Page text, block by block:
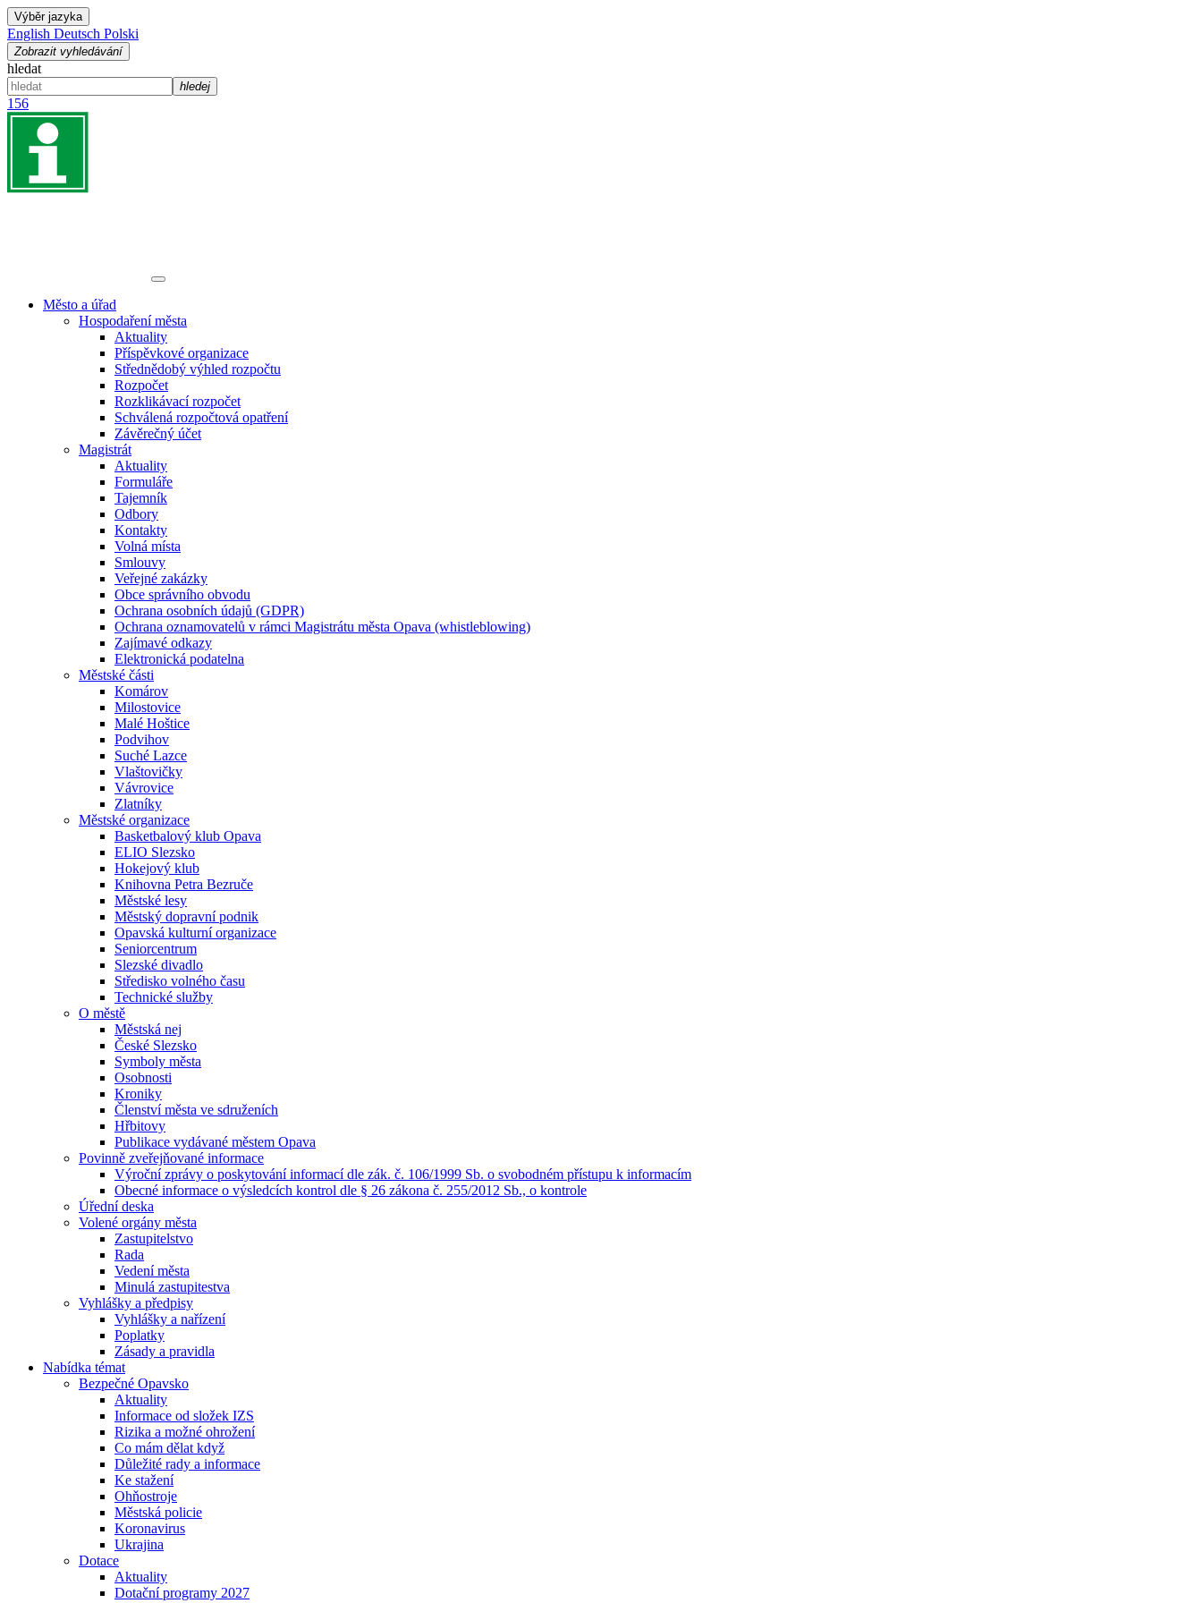
Výběr jazyka
English Deutsch Polski
Zobrazit vyhledávání
hledat
hledej
156
Město a úřad
Hospodaření města
Aktuality
Příspěvkové organizace
Střednědobý výhled rozpočtu
Rozpočet
Rozklikávací rozpočet
Schválená rozpočtová opatření
Závěrečný účet
Magistrát
Aktuality
Formuláře
Tajemník
Odbory
Kontakty
Volná místa
Smlouvy
Veřejné zakázky
Obce správního obvodu
Ochrana osobních údajů (GDPR)
Ochrana oznamovatelů v rámci Magistrátu města Opava (whistleblowing)
Zajímavé odkazy
Elektronická podatelna
Městské části
Komárov
Milostovice
Malé Hoštice
Podvihov
Suché Lazce
Vlaštovičky
Vávrovice
Zlatníky
Městské organizace
Basketbalový klub Opava
ELIO Slezsko
Hokejový klub
Knihovna Petra Bezruče
Městské lesy
Městský dopravní podnik
Opavská kulturní organizace
Seniorcentrum
Slezské divadlo
Středisko volného času
Technické služby
O městě
Městská nej
České Slezsko
Symboly města
Osobnosti
Kroniky
Členství města ve sdruženích
Hřbitovy
Publikace vydávané městem Opava
Povinně zveřejňované informace
Výroční zprávy o poskytování informací dle zák. č. 106/1999 Sb. o svobodném přístupu k informacím
Obecné informace o výsledcích kontrol dle § 26 zákona č. 255/2012 Sb., o kontrole
Úřední deska
Volené orgány města
Zastupitelstvo
Rada
Vedení města
Minulá zastupitestva
Vyhlášky a předpisy
Vyhlášky a nařízení
Poplatky
Zásady a pravidla
Nabídka témat
Bezpečné Opavsko
Aktuality
Informace od složek IZS
Rizika a možné ohrožení
Co mám dělat když
Důležité rady a informace
Ke stažení
Ohňostroje
Městská policie
Koronavirus
Ukrajina
Dotace
Aktuality
Dotační programy 2027